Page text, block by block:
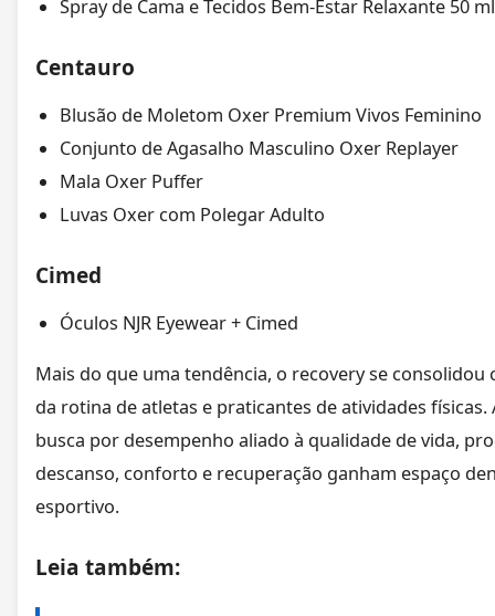
Spray de Cama e Tecidos Bem-Estar Relaxante 50 ml
Centauro
Blusão de Moletom Oxer Premium Vivos Feminino
Conjunto de Agasalho Masculino Oxer Replayer
Mala Oxer Puffer
Luvas Oxer com Polegar Adulto
Cimed
Óculos NJR Eyewear + Cimed
Mais do que uma tendência, o recovery se
da rotina de atletas e praticantes de atividades físicas.
busca por desempenho aliado à qualidade de vida,
descanso, conforto e recuperação ganham espaço
esportivo.
Leia também: